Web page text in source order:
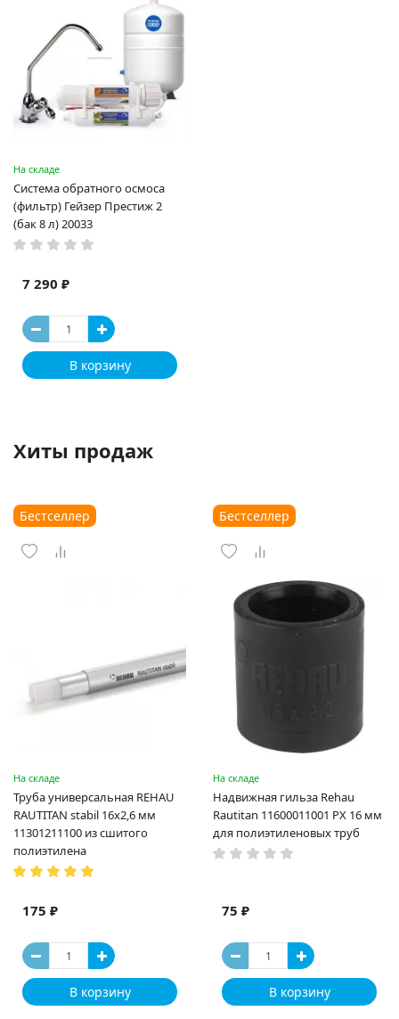
На складе
Система обратного осмоса
(фильтр) Гейзер Престиж 2
(бак 8 л) 20033
7 290 ₽
В корзину
Хиты продаж
Бестселлер
На складе
Труба универсальная REHAU
RAUTITAN stabil 16х2,6 мм
11301211100 из сшитого
полиэтилена
175 ₽
В корзину
Бестселлер
На складе
Надвижная гильза Rehau
Rautitan 11600011001 PX 16 мм
для полиэтиленовых труб
75 ₽
В корзину